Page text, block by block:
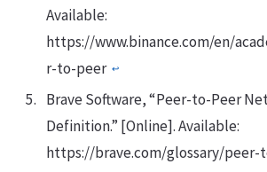
Available:
https://www.binance.com/en/
r-to-peer ↩
Brave Software, “Peer-to-Peer
Definition.” [Online]. Available:
https://brave.com/glossary/peer-